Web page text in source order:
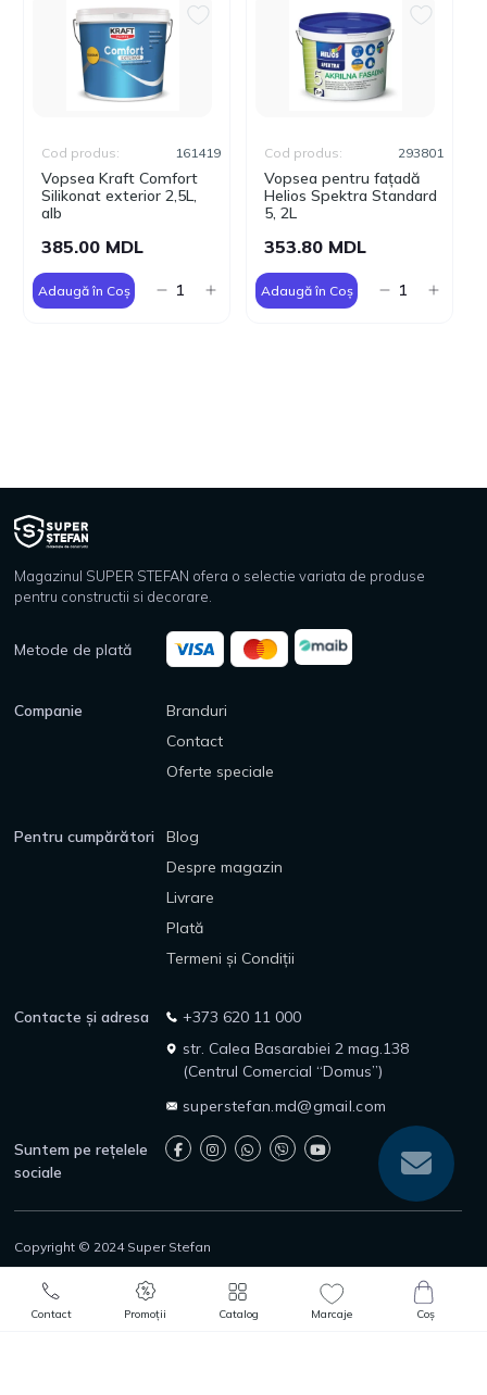
Contact Promoții Catalog Marcaje
0
Coș
Adaugă în Coș
Vopsea Kraft Comfort
Silikonat exterior 2,5L,
alb
Cod produs: 161419
385.00 MDL
Adaugă în Coș
Vopsea pentru fațadă
Helios Spektra Standard
5, 2L
Cod produs: 293801
353.80 MDL
Adaugă în Coș
Magazinul SUPER STEFAN ofera o selectie variata de produse
pentru constructii si decorare.
Metode de plată
Companie
Branduri
Contact
Oferte speciale
Pentru cumpărători
Blog
Despre magazin
Livrare
Plată
Termeni și Condiții
Contacte și adresa
+373 620 11 000
str. Calea Basarabiei 2 mag.138
(Centrul Comercial “Domus”)
superstefan.md@gmail.com
Suntem pe rețelele
sociale
Copyright © 2024 Super Stefan
Politica de confidențialitate
Politica de returnare
Protecția consumatorilor